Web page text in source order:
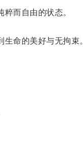
而自由的状态。
命的美好与无拘束